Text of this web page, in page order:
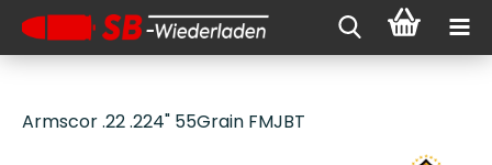
Armscor .22 .224" 55Grain FMJBT